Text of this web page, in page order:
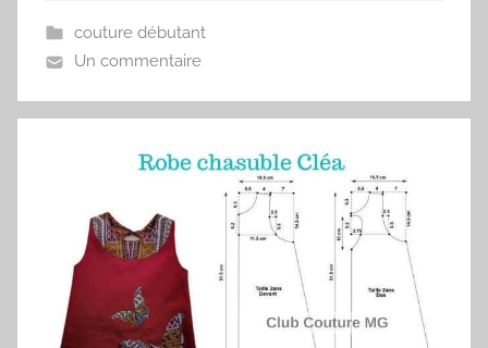
couture débutant
Un commentaire